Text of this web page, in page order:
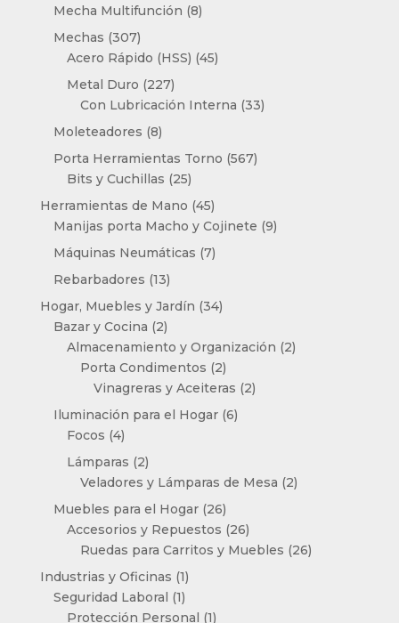
Mecha Multifunción 88
Mechas 307307
productos
Acero Rápido (HSS) 4545
Metal Duro 227227
productos
Con Lubricación Interna 3333
Moleteadores 88
productos
Porta Herramientas Torno 567567
Bits y Cuchillas 2525
productos
Herramientas de Mano 4545
productos
Manijas porta Macho y Cojinete 99
Máquinas Neumáticas 77
Rebarbadores 1313
productos
Hogar, Muebles y Jardín 3434
Bazar y Cocina 22
productos
Almacenamiento y Organización 22
Porta Condimentos 22
productos
Vinagreras y Aceiteras 22
Iluminación para el Hogar 66
Focos 44
productos
Lámparas 22
productos
Veladores y Lámparas de Mesa 22
Muebles para el Hogar 2626
productos
Accesorios y Repuestos 2626
productos
Ruedas para Carritos y Muebles 2626
Industrias y Oficinas 11
producto
Seguridad Laboral 11
producto
Protección Personal 11